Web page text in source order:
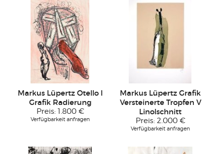
Markus Lüpertz Otello I
Grafik Radierung
Preis: 1.800 €
Verfügbarkeit anfragen
Markus Lüpertz Grafik
Versteinerte Tropfen V
Linolschnitt
Preis: 2.000 €
Verfügbarkeit anfragen